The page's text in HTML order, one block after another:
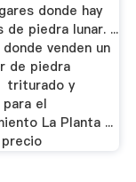
donde hay
de piedra lunar. ...
venden un
de piedra
triturado y
para el
La Planta ...